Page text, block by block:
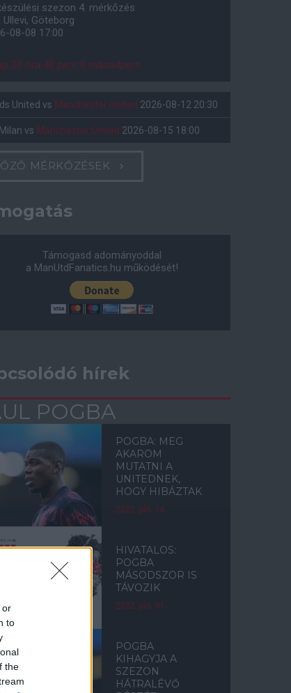
or
to
the
szezon 4. mérkőzés
Ullevi, Göteborg
08-08 17:00
20 óra 39 perc 59 másodperc
United vs Manchester United 2026-08-12 20:30
vs Manchester United 2026-08-15 18:00
MÉRKŐZÉSEK
Támogasd adományoddal
a ManUtdFanatics.hu működését!
hírek
POGBA
POGBA: MEG
AKAROM
MUTATNI A
UNITEDNEK,
HOGY HIBÁZTAK
2022. jún. 16.
HIVATALOS:
POGBA
MÁSODSZOR IS
TÁVOZIK
2022. jún. 01.
POGBA
KIHAGYJA A
SZEZON
HÁTRALÉVŐ